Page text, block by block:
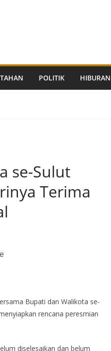
POLITIK HIBURAN
se-Sulut
Terima
Bupati dan Walikota se-
rencana peresmian
diselesaikan dan belum